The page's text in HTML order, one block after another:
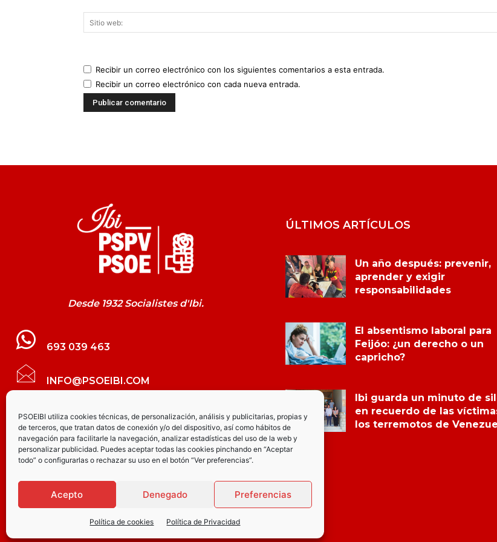
PSOEIBI utiliza cookies técnicas, de personalización, análisis y publicitarias, propias y
de terceros, que tratan datos de conexión y/o del dispositivo, así como hábitos de
navegación para facilitarle la navegación, analizar estadísticas del uso de la web y
personalizar publicidad. Puedes aceptar todas las cookies pinchando en “Aceptar
todo” o configurarlas o rechazar su uso en el botón “Ver preferencias”.
Acepto Denegado Preferencias
Política de cookies Política de Privacidad
Recibir un correo electrónico con los siguientes comentarios a esta entrada.
Recibir un correo electrónico con cada nueva entrada.
Desde 1932 Socialistes d'Ibi.
693 039 463
INFO@PSOEIBI.COM
GRUPO MUNICIPAL SOCIALISTA DE IBI C/
LES ERES, 48 – 3º - DESPACHO PSOE
PARTIDO SOCIALISTA DE IBI AV.
JOAQUÍN VILANOVA, 8 - BAJO
ÚLTIMOS ARTÍCULOS
Un año después: prevenir,
aprender y exigir
responsabilidades
El absentismo laboral para
Feijóo: ¿un derecho o un
capricho?
Ibi guarda un minuto de
en recuerdo de las
los terremotos de